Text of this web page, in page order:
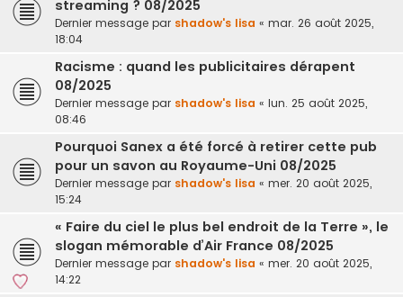
streaming ? 08/2025
Dernier message par shadow's lisa « mar. 26 août 2025,
18:04
Racisme : quand les publicitaires dérapent
08/2025
Dernier message par shadow's lisa « lun. 25 août 2025,
08:46
Pourquoi Sanex a été forcé à retirer cette pub
pour un savon au Royaume-Uni 08/2025
Dernier message par shadow's lisa « mer. 20 août 2025,
15:24
« Faire du ciel le plus bel endroit de la Terre », le
slogan mémorable d’Air France 08/2025
Dernier message par shadow's lisa « mer. 20 août 2025,
14:22